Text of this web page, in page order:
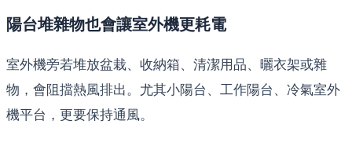
陽台堆雜物也會讓室外機更耗電
室外機旁若堆放盆栽、收納箱、清潔用品、曬衣架或雜
物，會阻擋熱風排出。尤其小陽台、工作陽台、冷氣室外
機平台，更要保持通風。